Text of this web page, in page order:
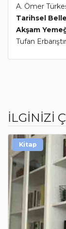
A. Ömer
Tarihsel
Akşam
Tufan
İLGİNİZİ
Kitap